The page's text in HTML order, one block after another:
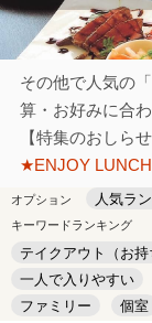
その他で人気の
算・お好みに合
【特集のおしらせ
★ENJOY
オプション 人気ラ
キーワードランキング
テイクアウト（お持
一人で入りやすい
ファミリー
個室